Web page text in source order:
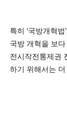
특히 ‘국방개혁
국방 개혁을 보
전시작전통제권
하기 위해서는